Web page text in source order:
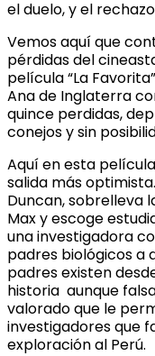
el duelo, y el
Vemos aquí que
pérdidas del
película “La
Ana de Inglaterra
quince perdidas,
conejos y sin
Aquí en esta
salida más
Duncan, sobrelleva
Max y escoge
una investigadora
padres biológicos a
padres existen
historia aunque
valorado que le
investigadores que
exploración al Perú.